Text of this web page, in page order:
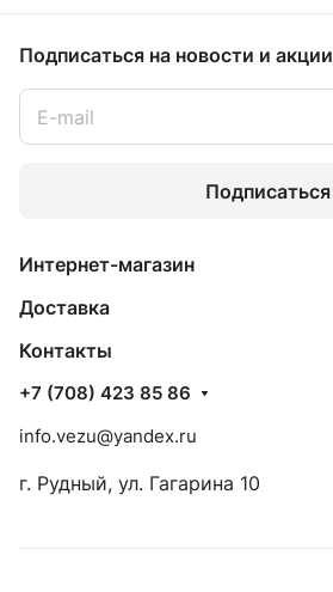
Подписаться на новости и акции
Подписаться
Интернет-магазин
Доставка
Контакты
+7 (708) 423 85 86
info.vezu@yandex.ru
г. Рудный, ул. Гагарина 10